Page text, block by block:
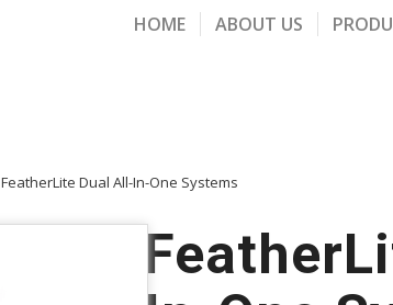
HOME ABOUT US
FeatherLite Dual All-In-One Systems